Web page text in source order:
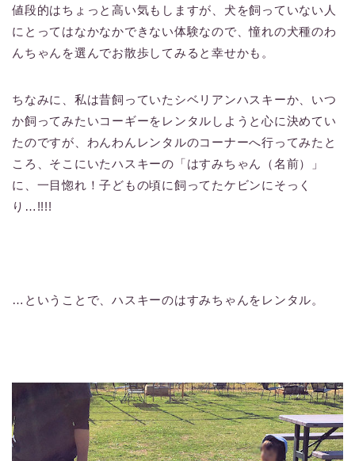
値段的はちょっと高い気もしますが、犬を飼っていない人
にとってはなかなかできない体験なので、憧れの犬種のわ
んちゃんを選んでお散歩してみると幸せかも。
ちなみに、私は昔飼っていたシベリアンハスキーか、いつ
か飼ってみたいコーギーをレンタルしようと心に決めてい
たのですが、わんわんレンタルのコーナーへ行ってみたと
ころ、そこにいたハスキーの「はすみちゃん（名前）」
に、一目惚れ！子どもの頃に飼ってたケビンにそっく
り…!!!!
…ということで、ハスキーのはすみちゃんをレンタル。